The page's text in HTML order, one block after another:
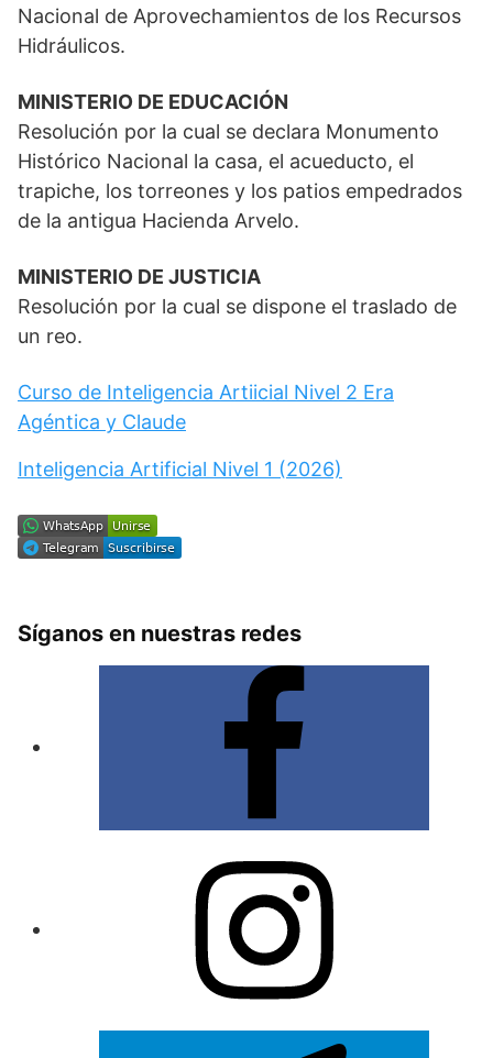
Nacional de Aprovechamientos de los Recursos
Hidráulicos.
MINISTERIO DE EDUCACIÓN
Resolución por la cual se declara Monumento
Histórico Nacional la casa, el acueducto, el
trapiche, los torreones y los patios empedrados
de la antigua Hacienda Arvelo.
MINISTERIO DE JUSTICIA
Resolución por la cual se dispone el traslado de
un reo.
Curso de Inteligencia Artiicial Nivel 2 Era
Agéntica y Claude
Inteligencia Artificial Nivel 1 (2026)
Síganos en nuestras redes